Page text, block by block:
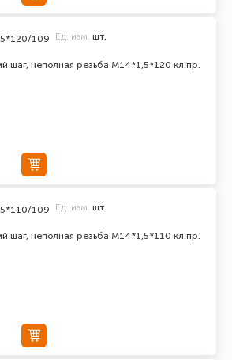
шаг, неполная резьба M14*1,5*120 кл.пр.
109 Ед. изм. шт.
шаг, неполная резьба M14*1,5*110 кл.пр.
109 Ед. изм. шт.